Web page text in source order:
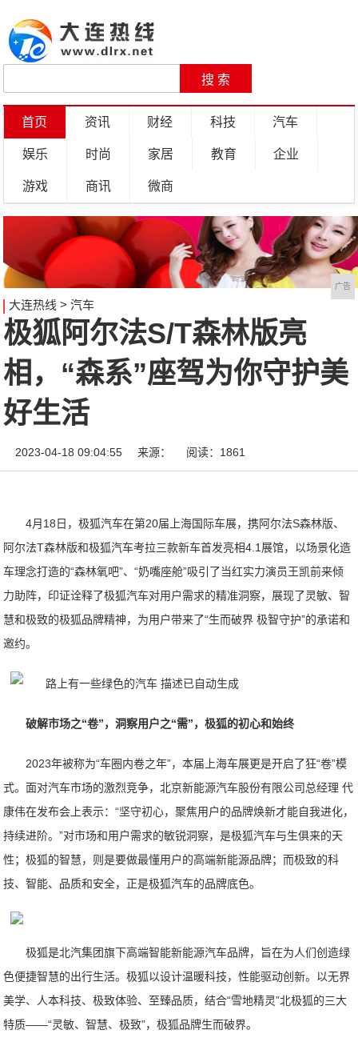
首页 资讯 财经 科技 汽车
娱乐 时尚 家居 教育 企业
游戏 商讯 微商
广告
大连热线 > 汽车
极狐阿尔法S/T森林版亮
相，“森系”座驾为你守护美
好生活
2023-04-18 09:04:55 来源： 阅读：1861
4月18日，极狐汽车在第20届上海国际车展，携阿尔法S森林版、
阿尔法T森林版和极狐汽车考拉三款新车首发亮相4.1展馆，以场景化造
车理念打造的“森林氧吧”、“奶嘴座舱”吸引了当红实力演员王凯前来倾
力助阵，印证诠释了极狐汽车对用户需求的精准洞察，展现了灵敏、智
慧和极致的极狐品牌精神，为用户带来了“生而破界 极智守护”的承诺和
邀约。
破解市场之“卷”，洞察用户之“需”，极狐的初心和始终
2023年被称为“车圈内卷之年”，本届上海车展更是开启了狂“卷”模
式。面对汽车市场的激烈竞争，北京新能源汽车股份有限公司总经理 代
康伟在发布会上表示：“坚守初心，聚焦用户的品牌焕新才能自我进化，
持续进阶。”对市场和用户需求的敏锐洞察，是极狐汽车与生俱来的天
性；极狐的智慧，则是要做最懂用户的高端新能源品牌；而极致的科
技、智能、品质和安全，正是极狐汽车的品牌底色。
极狐是北汽集团旗下高端智能新能源汽车品牌，旨在为人们创造绿
色便捷智慧的出行生活。极狐以设计温暖科技，性能驱动创新。以无界
美学、人本科技、极致体验、至臻品质，结合“雪地精灵”北极狐的三大
特质——“灵敏、智慧、极致”，极狐品牌生而破界。